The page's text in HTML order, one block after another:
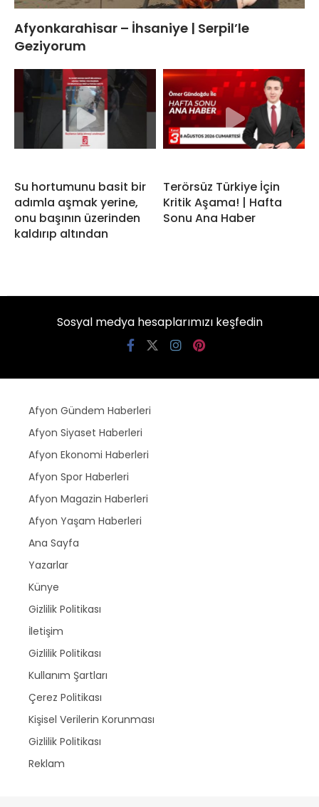
Afyonkarahisar – İhsaniye | Serpil’le
Geziyorum
Su hortumunu basit bir
adımla aşmak yerine,
onu başının üzerinden
kaldırıp altından
Terörsüz Türkiye İçin
Kritik Aşama! | Hafta
Sonu Ana Haber
Sosyal medya hesaplarımızı keşfedin
Afyon Gündem Haberleri
Afyon Siyaset Haberleri
Afyon Ekonomi Haberleri
Afyon Spor Haberleri
Afyon Magazin Haberleri
Afyon Yaşam Haberleri
Ana Sayfa
Yazarlar
Künye
Gizlilik Politikası
İletişim
Gizlilik Politikası
Kullanım Şartları
Çerez Politikası
Kişisel Verilerin Korunması
Gizlilik Politikası
Reklam